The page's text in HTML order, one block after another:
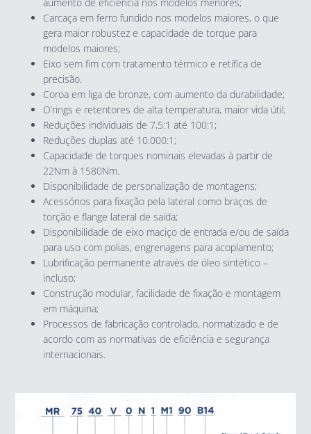
aumento de eficiência nos modelos menores;
Carcaça em ferro fundido nos modelos maiores, o que
gera maior robustez e capacidade de torque para
modelos maiores;
Eixo sem fim com tratamento térmico e retífica de
precisão.
Coroa em liga de bronze, com aumento da durabilidade;
O’rings e retentores de alta temperatura, maior vida útil;
Reduções individuais de 7,5:1 até 100:1;
Reduções duplas até 10.000:1;
Capacidade de torques nominais elevadas à partir de
22Nm à 1580Nm.
Disponibilidade de personalização de montagens;
Acessórios para fixação pela lateral como braços de
torção e flange lateral de saída;
Disponibilidade de eixo maciço de entrada e/ou de saída
para uso com polias, engrenagens para acoplamento;
Lubrificação permanente através de óleo sintético –
incluso;
Construção modular, facilidade de fixação e montagem
em máquina;
Processos de fabricação controlado, normatizado e de
acordo com as normativas de eficiência e segurança
internacionais.